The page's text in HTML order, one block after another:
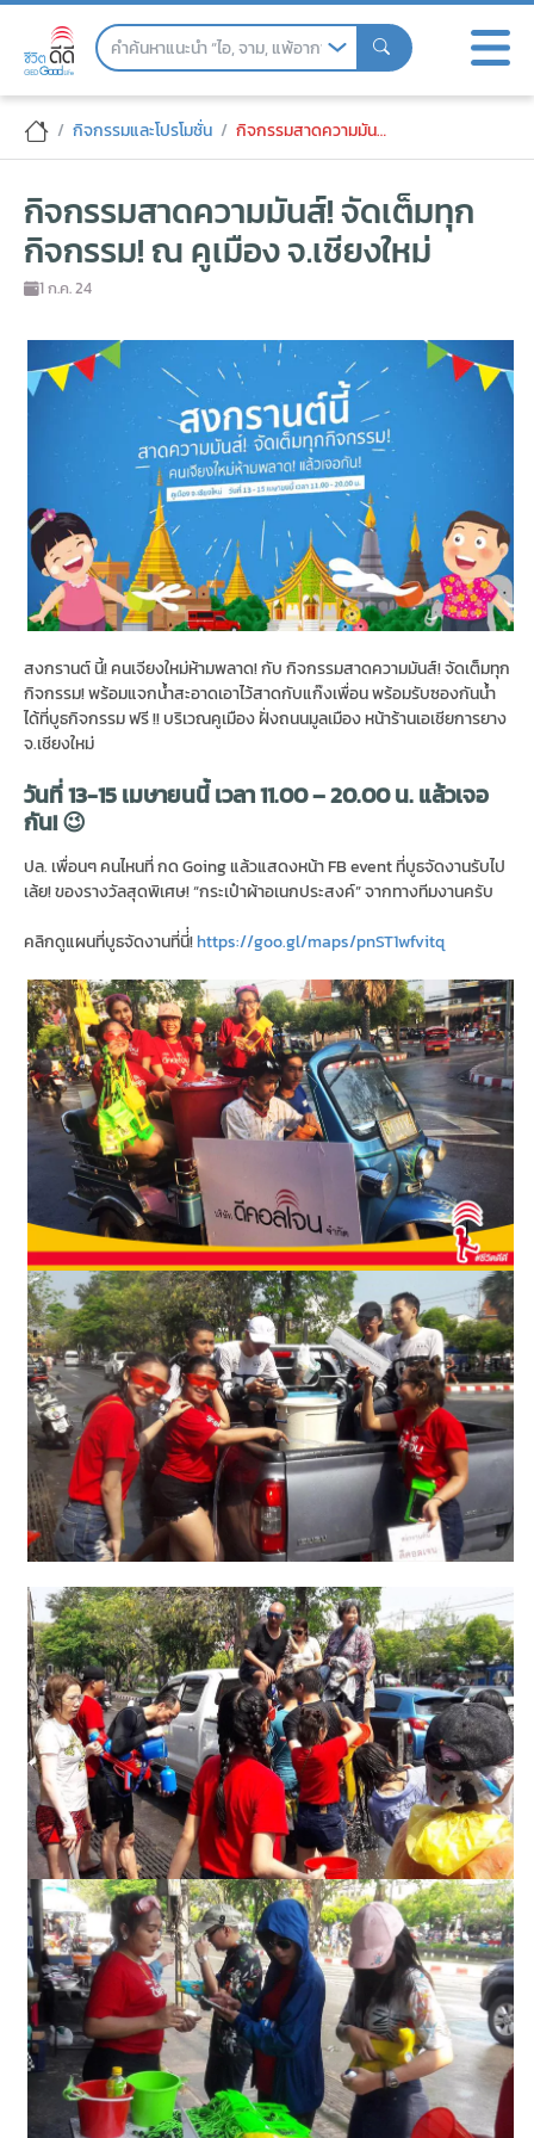
Skip
กิจกรรมสาดความมันส์! จัดเต็มทุกกิจกรร
กิจกรรมและโปรโมชั่น กิจกรรมสาดความมันส์! จัดเต็มทุกกิจกรรม! ณ คูเมือง จ.เชียงใหม่
กิจกรรมสาดความมันส์! จัดเต็มทุก
กิจกรรม! ณ คูเมือง จ.เชียงใหม่
1 ก.ค. 24
สงกรานต์ นี้! คนเจียงใหม่ห้ามพลาด! กับ กิจกรรมสาดความมันส์! จัดเต็มทุก
กิจกรรม! พร้อมแจกน้ำสะอาดเอาไว้สาดกับแก๊งเพื่อน พร้อมรับซองกันน้ำ
ได้ที่บูธกิจกรรม ฟรี !! บริเวณคูเมือง ฝั่งถนนมูลเมือง หน้าร้านเอเชียการยาง
จ.เชียงใหม่
วันที่ 13-15 เมษายนนี้ เวลา 11.00 – 20.00 น. แล้วเจอ
กัน! 😉
ปล. เพื่อนๆ คนไหนที่ กด Going แล้วแสดงหน้า FB event ที่บูธจัดงานรับไป
เล้ย! ของรางวัลสุดพิเศษ! “กระเป๋าผ้าอเนกประสงค์” จากทางทีมงานครับ
คลิกดูแผนที่บูธจัดงานที่นี่่!https://goo.gl/maps/pnST1wfvitq